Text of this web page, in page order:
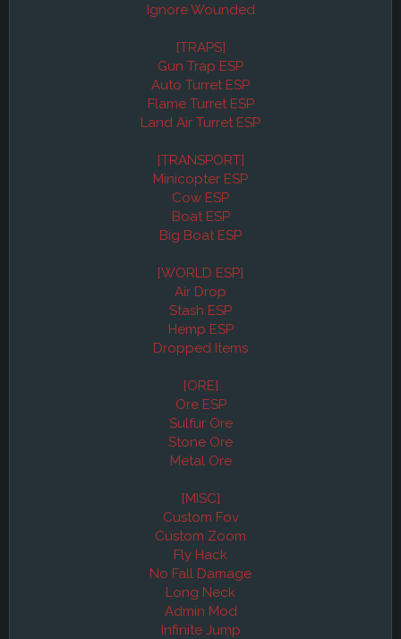
Ignore Wounded
[TRAPS]
Gun Trap ESP
Auto Turret ESP
Flame Turret ESP
Land Air Turret ESP
[TRANSPORT]
Minicopter ESP
Cow ESP
Boat ESP
Big Boat ESP
[WORLD ESP]
Air Drop
Stash ESP
Hemp ESP
Dropped Items
[ORE]
Ore ESP
Sulfur Ore
Stone Ore
Metal Ore
[MISC]
Custom Fov
Custom Zoom
Fly Hack
No Fall Damage
Long Neck
Admin Mod
Infinite Jump